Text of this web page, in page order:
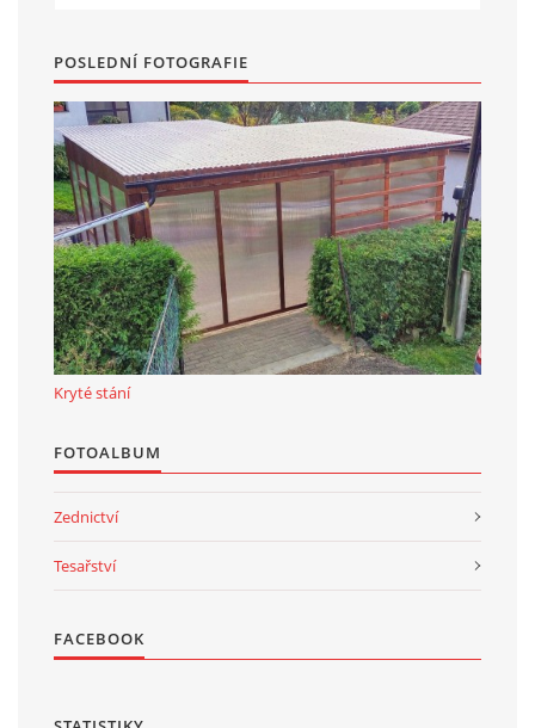
POSLEDNÍ FOTOGRAFIE
Kryté stání
FOTOALBUM
Zednictví
Tesařství
FACEBOOK